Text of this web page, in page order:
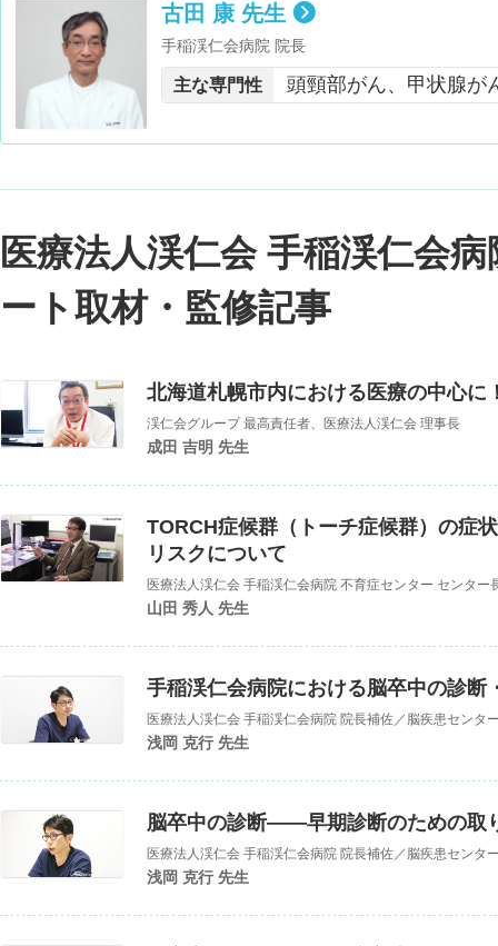
古田 康 先生
手稲渓仁会病院 院長
主な専門性 頭頸部がん、甲状腺が
医療法人渓仁会 手稲渓仁会
ート取材・監修記事
北海道札幌市内における医療の中心に
渓仁会グループ 最高責任者、医療法人渓仁会 理事長
成田 吉明 先生
TORCH症候群（トーチ症候群）の症
リスクについて
医療法人渓仁会 手稲渓仁会病院 不育症センター センタ
、神戸大学医学研究科 非常勤講師
山田 秀人 先生
手稲渓仁会病院における脳卒中の診断
医療法人渓仁会 手稲渓仁会病院 院長補佐／脳疾患センタ
浅岡 克行 先生
脳卒中の診断——早期診断のための取
医療法人渓仁会 手稲渓仁会病院 院長補佐／脳疾患センタ
浅岡 克行 先生